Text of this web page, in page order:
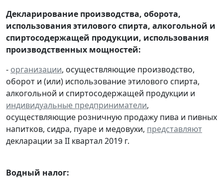
Декларирование производства, оборота,
использования этилового спирта, алкогольной и
спиртосодержащей продукции, использования
производственных мощностей:
- организации, осуществляющие производство,
оборот и (или) использование этилового спирта,
алкогольной и спиртосодержащей продукции и
индивидуальные предприниматели,
осуществляющие розничную продажу пива и пивных
напитков, сидра, пуаре и медовухи, представляют
декларации за II квартал 2019 г.
Водный налог: